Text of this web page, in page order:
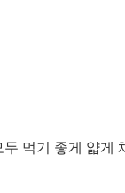
먹기 좋게 얇게